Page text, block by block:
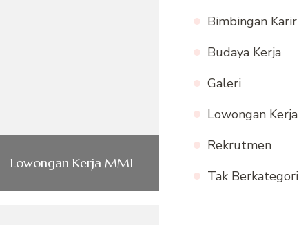
Lowongan Kerja MMI
Bimbingan Karir
Budaya Kerja
Galeri
Lowongan Kerja
Rekrutmen
Tak Berkategori